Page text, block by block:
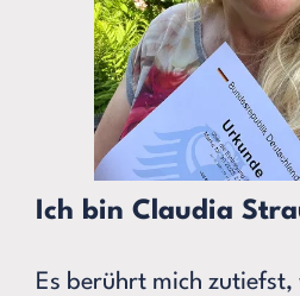
Ich bin Claudia
Es berührt mich zutiefst,